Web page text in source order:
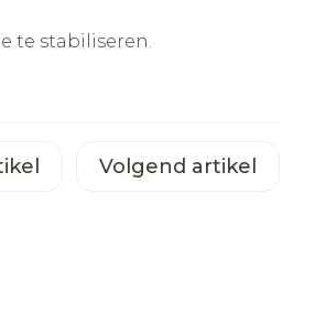
te stabiliseren.
Volgend artikel